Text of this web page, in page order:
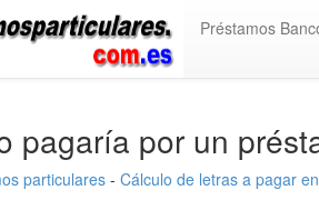
Préstamos
pagaría por un
particulares- Cálculo de letras a pagar